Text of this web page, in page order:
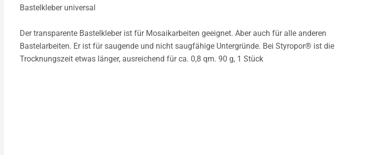
Bastelkleber universal
Der transparente Bastelkleber ist für Mosaikarbeiten geeignet. Aber auch für alle anderen
Bastelarbeiten. Er ist für saugende und nicht saugfähige Untergründe. Bei Styropor® ist die
Trocknungszeit etwas länger, ausreichend für ca. 0,8 qm. 90 g, 1 Stück